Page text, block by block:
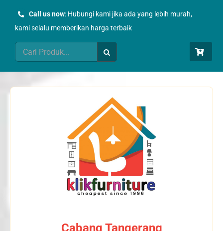
Call us now: Hubungi kami jika ada yang lebih murah,
kami selalu memberikan harga terbaik
Search
for:
Cabang Tangerang